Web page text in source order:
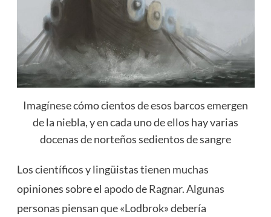
Imagínese cómo cientos de esos barcos emergen
de la niebla, y en cada uno de ellos hay varias
docenas de norteños sedientos de sangre
Los científicos y lingüistas tienen muchas
opiniones sobre el apodo de Ragnar. Algunas
personas piensan que «Lodbrok» ​​debería